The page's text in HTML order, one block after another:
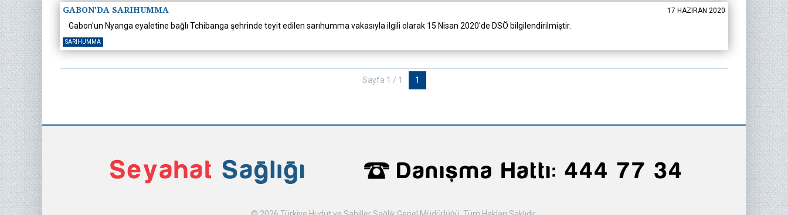
GABON'DA SARIHUMMA 17 HAZIRAN 2020
Gabon'un Nyanga eyaletine bağlı Tchibanga şehrinde teyit edilen sarıhumma vakasıyla ilgili olarak 15 Nisan 2020'de DSÖ bilgilendirilmiştir.
SARIHUMMA
Sayfa 1 / 1 1